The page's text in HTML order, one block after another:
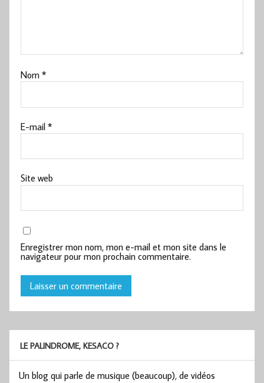
Nom*
E-mail*
Site web
Enregistrer mon nom, mon e-mail et mon site dans le
navigateur pour mon prochain commentaire.
LE PALINDROME, KESACO ?
Un blog qui parle de musique (beaucoup), de vidéos